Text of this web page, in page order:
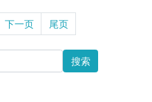
下一页 尾页
搜索